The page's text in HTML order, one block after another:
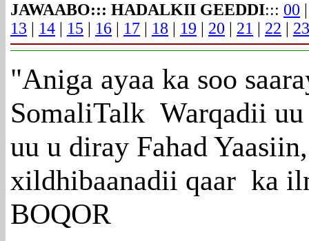
JAWAABO::: HADALKII GEEDDI::: 00
13 | 14 | 15 | 16 | 17 | 18 | 19 | 20 | 21 | 22 | 23
"Aniga ayaa ka soo
SomaliTalk Warqadii
uu u diray Fahad
xildhibaanadii qaar ka
BOQOR